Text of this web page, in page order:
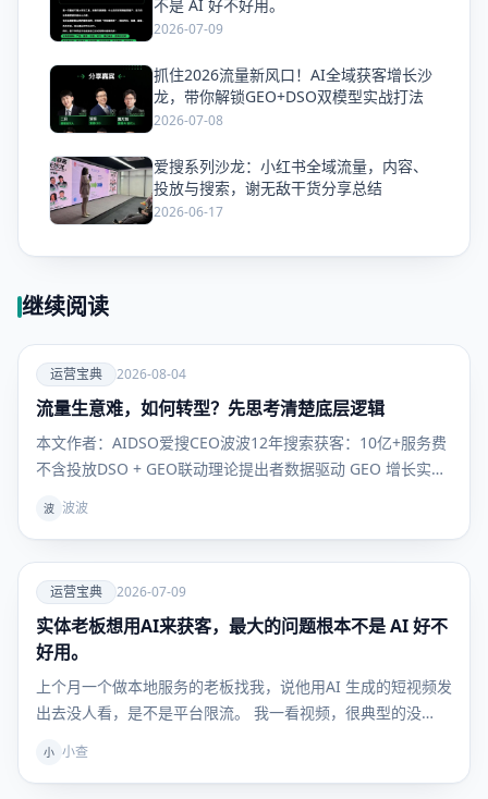
不是 AI 好不好用。
2026-07-09
抓住2026流量新风口！AI全域获客增长沙
龙，带你解锁GEO+DSO双模型实战打法
2026-07-08
爱
爱搜系列沙龙：小红书全域流量，内容、
投放与搜索，谢无敌干货分享总结
2026-06-17
继续阅读
爱
运营宝
运营宝典 2026-08-04
流量生意难，如何转型？先思考清楚底层逻辑
本文作者：AIDSO爱搜CEO波波12年搜索获客：10亿+服务费
不含投放DSO + GEO联动理论提出者数据驱动 GEO 增长实战
波 波波
爱
运营宝
典
运营宝典 2026-07-09
实体老板想用AI来获客，最大的问题根本不是 AI 好不
好用。
上个月一个做本地服务的老板找我，说他用AI 生成的短视频发
出去没人看，是不是平台限流。 我一看视频，很典型的没…
小 小查